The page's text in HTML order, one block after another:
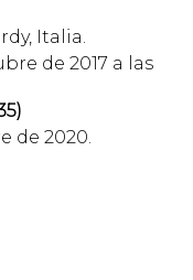
Italia.
de 2017 a las
de 2020.